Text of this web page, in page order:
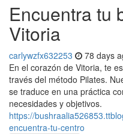
Encuentra tu
Vitoria
carlywzfx632253 78 days
En el corazón de Vitoria, te
través del método Pilates.
se traduce en una práctica
necesidades y objetivos.
https://
encuentra-tu-centro